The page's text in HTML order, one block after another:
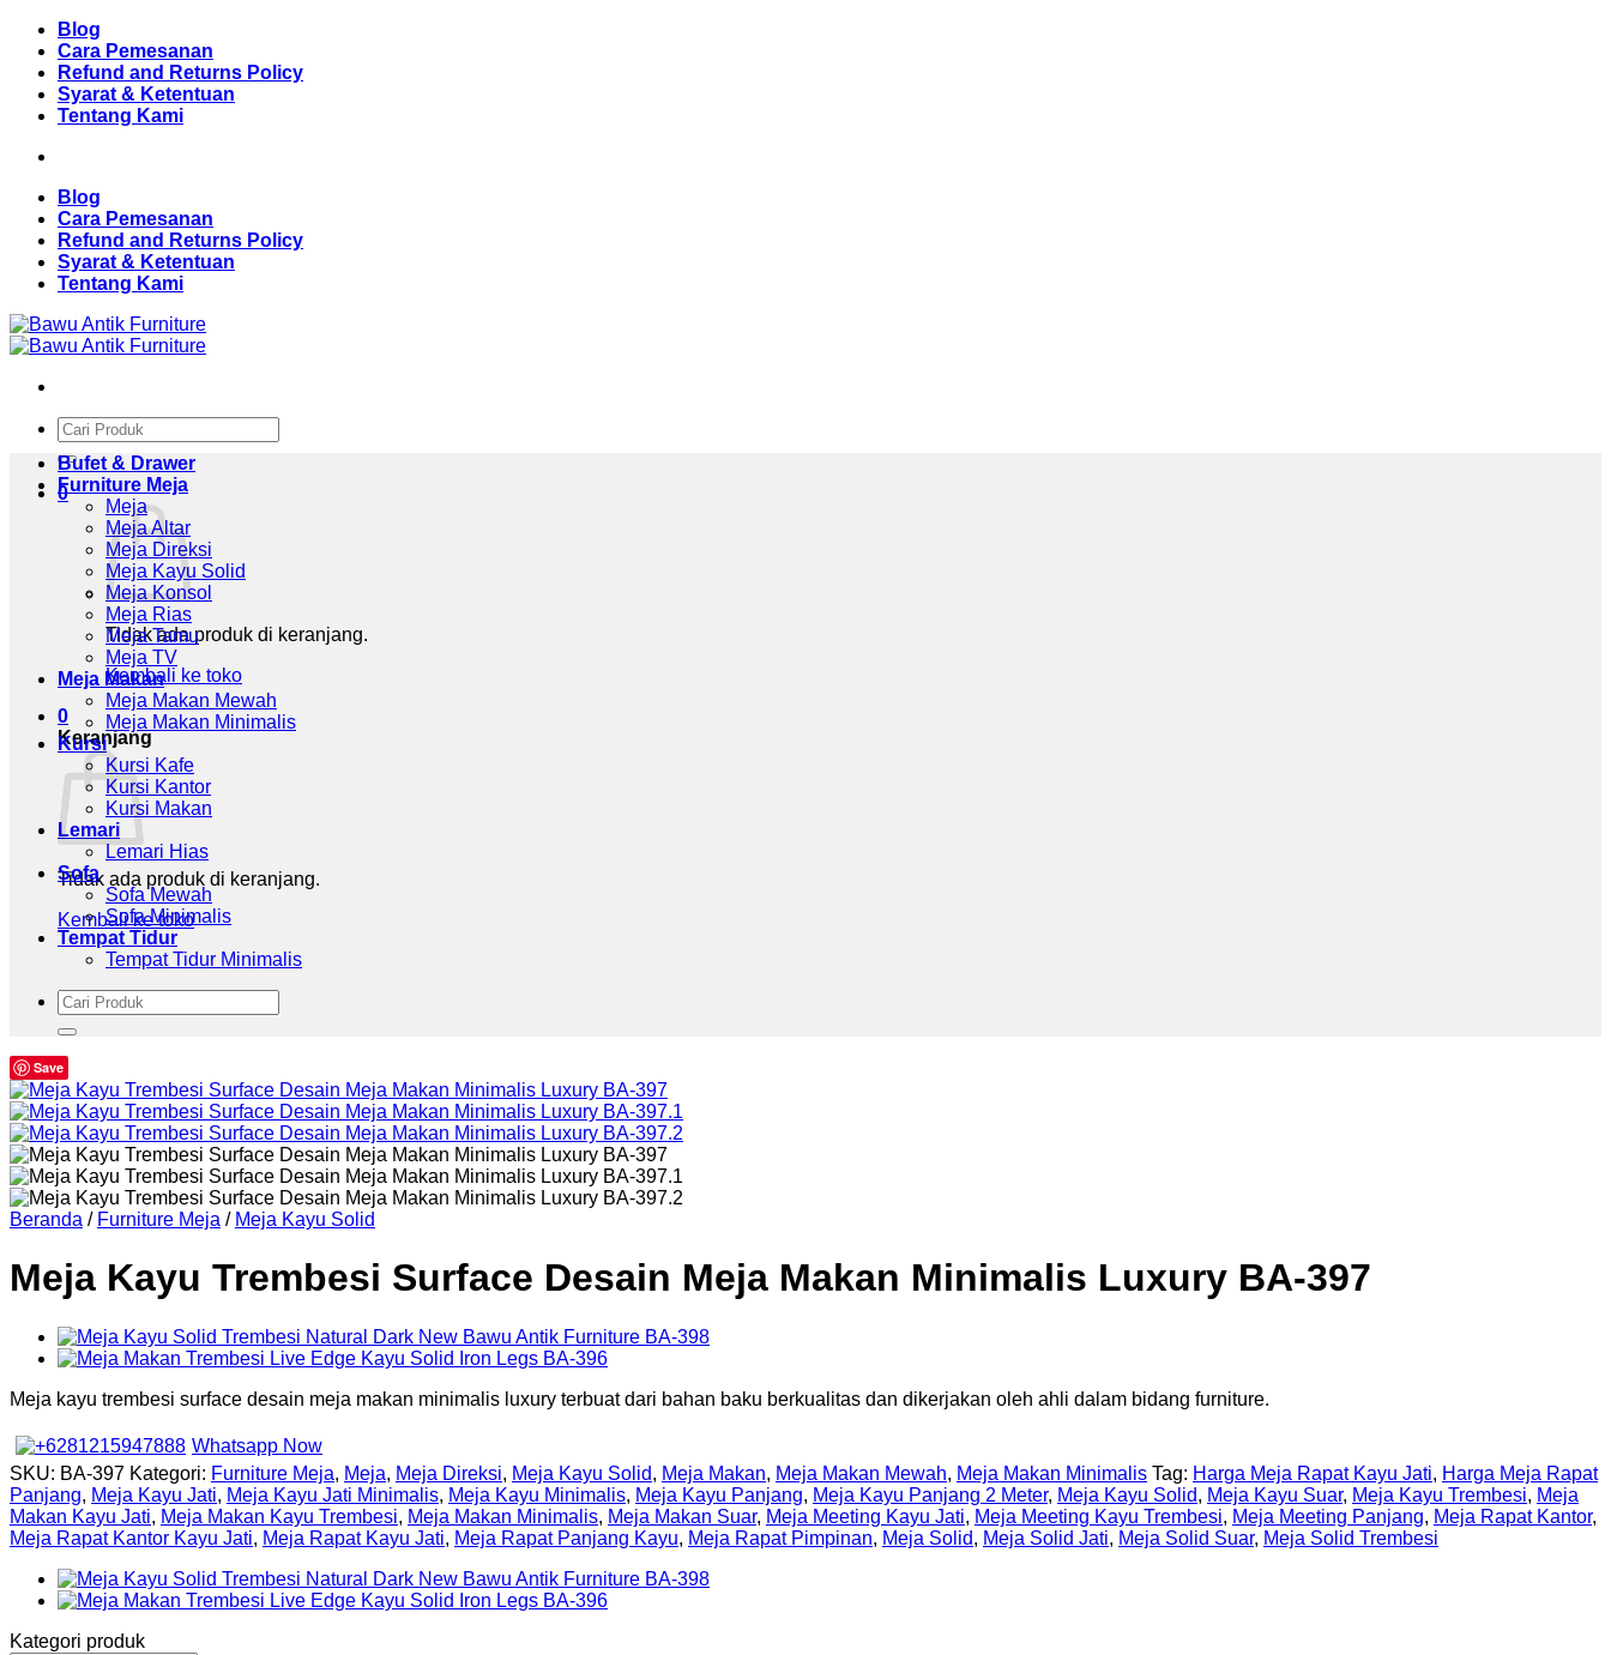
Skip
content
Blog
Cara Pemesanan
Refund and Returns Policy
Syarat & Ketentuan
Tentang Kami
Blog
Cara Pemesanan
Refund and Returns Policy
Syarat & Ketentuan
Tentang Kami
Pencarian
untuk:
0
Tidak ada produk di keranjang.
Kembali ke toko
0
Keranjang
Tidak ada produk di keranjang.
Kembali ke toko
Bufet & Drawer
Furniture Meja
Meja
Meja Altar
Meja Direksi
Meja Kayu Solid
Meja Konsol
Meja Rias
Meja Tamu
Meja TV
Meja Makan
Meja Makan Mewah
Meja Makan Minimalis
Kursi
Kursi Kafe
Kursi Kantor
Kursi Makan
Lemari
Lemari Hias
Sofa
Sofa Mewah
Sofa Minimalis
Tempat Tidur
Tempat Tidur Minimalis
Pencarian
untuk:
Save
Beranda / Furniture Meja / Meja Kayu Solid
Meja Kayu Trembesi Surface Desain Meja Makan Minimalis Luxury BA-397
Meja kayu trembesi surface desain meja makan minimalis luxury terbuat dari bahan baku berkualitas dan dikerjakan oleh ahli dalam bidang furniture.
Whatsapp Now
SKU: BA-397 Kategori: Furniture Meja, Meja, Meja Direksi, Meja Kayu Solid, Meja Makan, Meja Makan Mewah, Meja Makan Minimalis Tag: Harga Meja Rapat Kayu Jati, Harga Meja Rapat
Panjang, Meja Kayu Jati, Meja Kayu Jati Minimalis, Meja Kayu Minimalis, Meja Kayu Panjang, Meja Kayu Panjang 2 Meter, Meja Kayu Solid, Meja Kayu Suar, Meja Kayu Trembesi, Meja
Makan Kayu Jati, Meja Makan Kayu Trembesi, Meja Makan Minimalis, Meja Makan Suar, Meja Meeting Kayu Jati, Meja Meeting Kayu Trembesi, Meja Meeting Panjang, Meja Rapat Kantor,
Meja Rapat Kantor Kayu Jati, Meja Rapat Kayu Jati, Meja Rapat Panjang Kayu, Meja Rapat Pimpinan, Meja Solid, Meja Solid Jati, Meja Solid Suar, Meja Solid Trembesi
Kategori produk